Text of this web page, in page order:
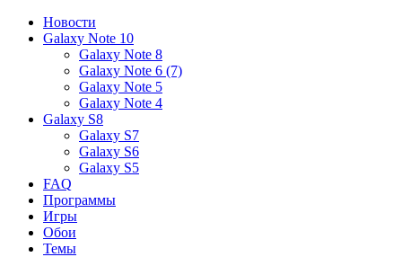
Новости
Galaxy Note 10
Galaxy Note 8
Galaxy Note 6 (7)
Galaxy Note 5
Galaxy Note 4
Galaxy S8
Galaxy S7
Galaxy S6
Galaxy S5
FAQ
Программы
Игры
Обои
Темы